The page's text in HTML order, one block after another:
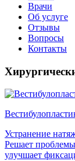
Врачи
Об услуге
Отзывы
Вопросы
Контакты
Устранение
Решает
улучшает